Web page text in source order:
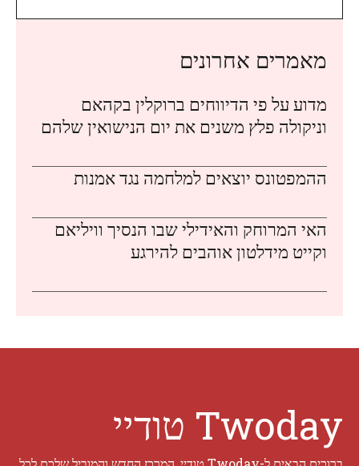
מאמרים אחרונים
מדוע על פי הדיווחים ברוקלין בקהאם
וניקולה פלץ משנים את יום הנישואין שלהם
ההמפטונס יוצאים למלחמה נגד אמנות
האי המרוחק והאידילי שבו הנסיך וויליאם
וקייט מידלטון אוהבים להירגע
Twoday טודיי